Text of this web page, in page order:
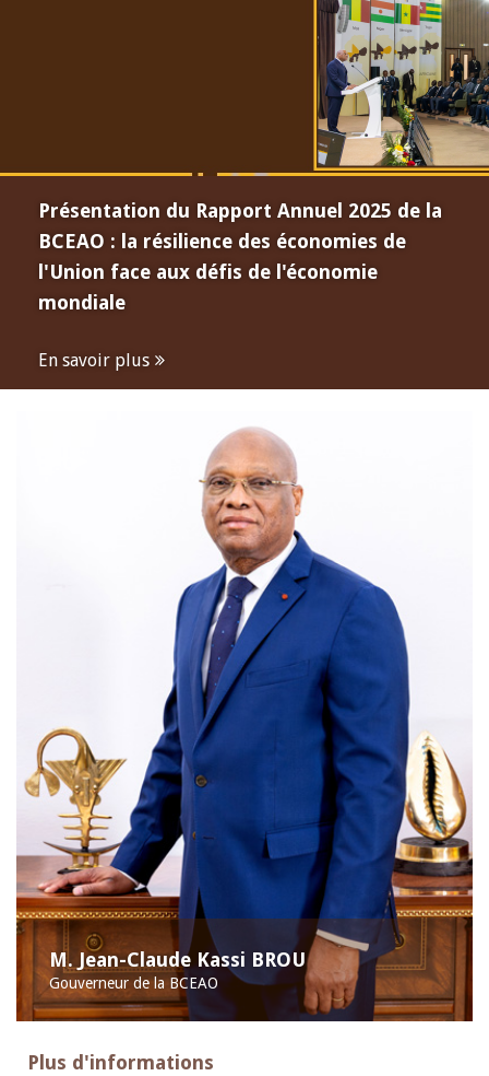
Présentation du Rapport Annuel 2025 de la
BCEAO : la résilience des économies de
l'Union face aux défis de l'économie
mondiale
En savoir plus
M. Jean-Claude Kassi BROU
Gouverneur de la BCEAO
Plus d'informations